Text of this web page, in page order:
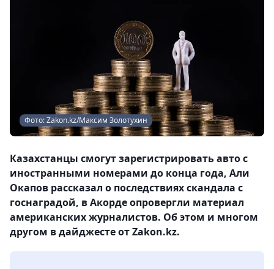
Фото: Zakon.kz/Максим Золотухин
Казахстанцы смогут зарегистрировать авто с
иностранными номерами до конца года, Али
Окапов рассказал о последствиях скандала с
госнаградой, в Акорде опровергли материал
американских журналистов. Об этом и многом
другом в дайджесте от Zakon.kz.